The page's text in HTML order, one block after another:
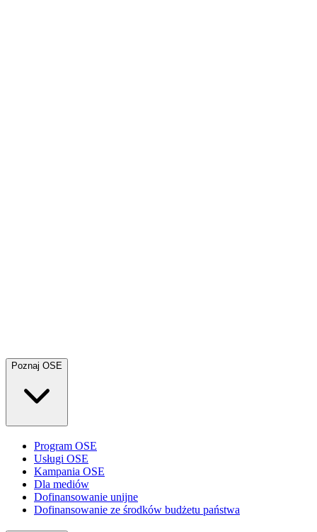
Poznaj OSE
Program OSE
Usługi OSE
Kampania OSE
Dla mediów
Dofinansowanie unijne
Dofinansowanie ze środków budżetu państwa